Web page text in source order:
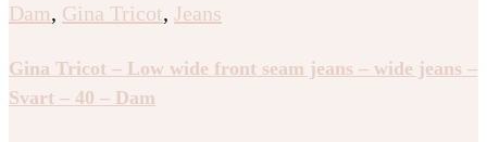
Dam, Gina Tricot, Jeans
Gina Tricot – Low wide front seam jeans – wide jeans –
Svart – 40 – Dam